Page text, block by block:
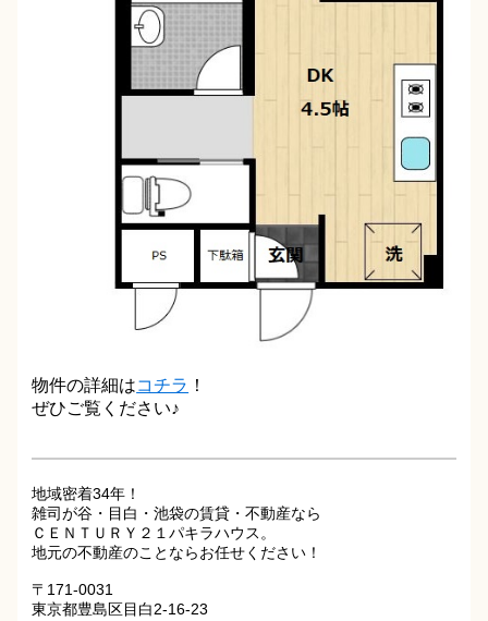
物件の詳細はコチラ ！
ぜひご覧ください♪
地域密着34年！
雑司が谷・目白・池袋の賃貸・不動産なら
ＣＥＮＴＵＲＹ２１パキラハウス。
地元の不動産のことならお任せください！
〒171-0031
東京都豊島区目白2-16-23